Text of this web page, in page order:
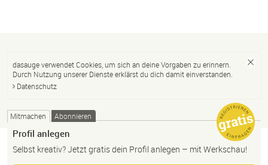
dasauge verwendet Cookies, um sich an deine Vorgaben zu erinnern.
Durch Nutzung unserer Dienste erklärst du dich damit einverstanden.
Datenschutz
Mitmachen Abonnieren
Profil anlegen
Selbst kreativ? Jetzt gratis dein Profil anlegen – mit Werkschau!